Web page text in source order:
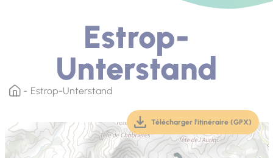
Estrop-
Unterstand
Estrop-Unterstand
Télécharger l'itinéraire (GPX)
(téléchargement,